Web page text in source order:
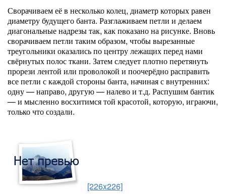
Сворачиваем её в несколько колец, диаметр которых равен
диаметру будущего банта. Разглаживаем петли и делаем
диагональные надрезы так, как показано на рисунке. Вновь
сворачиваем петли таким образом, чтобы вырезанные
треугольники оказались по центру лежащих перед нами
свёрнутых полос ткани. Затем следует плотно перетянуть
прорези лентой или проволокой и поочерёдно расправить
все петли с каждой стороны банта, начиная с внутренних:
одну — направо, другую — налево и т.д. Распушим бантик
— и мысленно восхитимся той красотой, которую, играючи,
только что создали.
[226x226]